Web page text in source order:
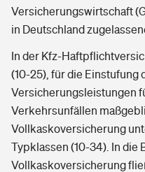
Versicherungswirtschaft
in Deutschland
In der Kfz-
(10-25), für die Einstufung
Versicherungsleistungen
Verkehrsunfällen
Vollkaskoversicherung
Typklassen (10-34). In die
Vollkaskoversicherung